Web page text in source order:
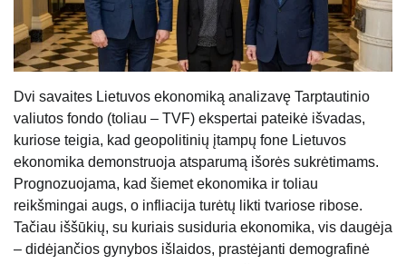
Dvi savaites Lietuvos ekonomiką analizavę Tarptautinio
valiutos fondo (toliau – TVF) ekspertai pateikė išvadas,
kuriose teigia, kad geopolitinių įtampų fone Lietuvos
ekonomika demonstruoja atsparumą išorės sukrėtimams.
Prognozuojama, kad šiemet ekonomika ir toliau
reikšmingai augs, o infliacija turėtų likti tvariose ribose.
Tačiau iššūkių, su kuriais susiduria ekonomika, vis daugėja
– didėjančios gynybos išlaidos, prastėjanti demografinė